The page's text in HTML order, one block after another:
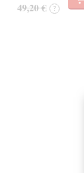
49,20 € ?